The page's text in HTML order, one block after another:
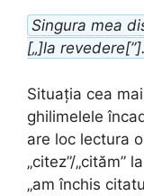
Singura mea
[„]la revedere[”].
Situația cea
ghilimelele
are loc lectura
„citez”/„cităm”
„am închis